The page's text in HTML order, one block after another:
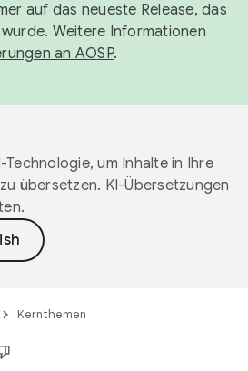
auf das neueste Release, das
Weitere Informationen
an AOSP.
um Inhalte in Ihre
übersetzen. KI-Übersetzungen
Kernthemen